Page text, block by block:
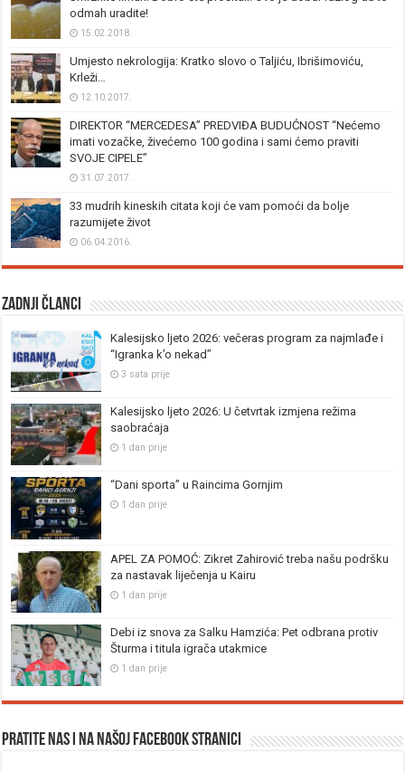
odmah uradite!
15.02.2018.
Umjesto nekrologija: Kratko slovo o Taljiću, Ibrišimoviću,
Krleži…
12.10.2017.
DIREKTOR “MERCEDESA” PREDVIĐA BUDUĆNOST “Nećemo
imati vozačke, živećemo 100 godina i sami ćemo praviti
SVOJE CIPELE”
31.07.2017.
33 mudrih kineskih citata koji će vam pomoći da bolje
razumijete život
06.04.2016.
Zadnji članci
Kalesijsko ljeto 2026: večeras program za najmlađe i
“Igranka k’o nekad”
3 sata prije
Kalesijsko ljeto 2026: U četvrtak izmjena režima
saobraćaja
1 dan prije
“Dani sporta” u Raincima Gornjim
1 dan prije
APEL ZA POMOĆ: Zikret Zahirović treba našu podršku
za nastavak liječenja u Kairu
1 dan prije
Debi iz snova za Salku Hamzića: Pet odbrana protiv
Šturma i titula igrača utakmice
1 dan prije
Pratite nas i na našoj facebook stranici